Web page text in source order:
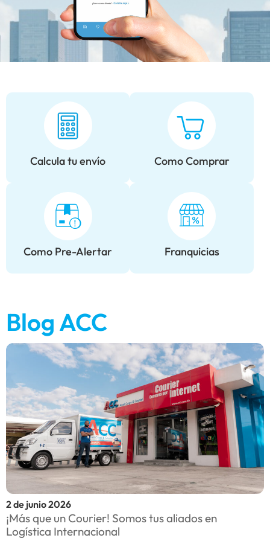
Calcula tu envío Como Comprar
Como Pre-Alertar Franquicias
Blog ACC
2 de junio 2026
¡Más que un Courier! Somos tus aliados en
Logística Internacional